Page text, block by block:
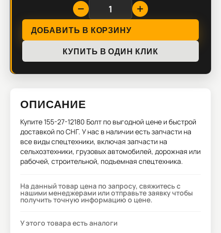
ДОБАВИТЬ В КОРЗИНУ
КУПИТЬ В ОДИН КЛИК
ОПИСАНИЕ
Купите155-27-12180 Болт по выгодной цене и быстрой
доставкой по СНГ. У нас в наличии есть запчасти на
все виды спецтехники, включая запчасти на
сельхозтехники, грузовых автомобилей, дорожная или
рабочей, строительной, подъемная спецтехника.
На данный товар цена по запросу, свяжитесь с
нашими менеджерами или отправьте заявку чтобы
получить точную информацию о цене.
У этого товара есть аналоги